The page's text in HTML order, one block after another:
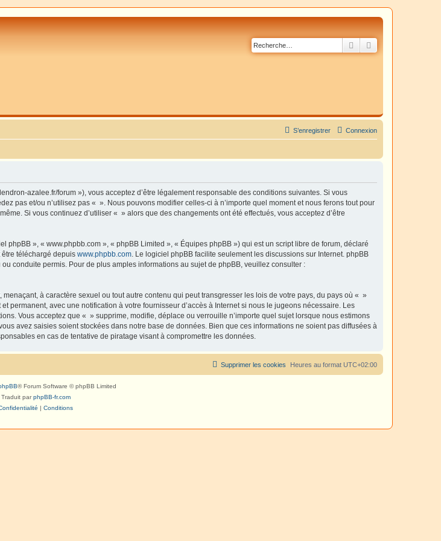
Rechercher
Connexion
S’enregistrer
azalee.fr/forum »), vous acceptez d’être légalement responsable des conditions suivantes. Si vous
pas et/ou n’utilisez pas « ». Nous pouvons modifier celles-ci à n’importe quel moment et nous ferons tout pour
Si vous continuez d’utiliser « » alors que des changements ont été effectués, vous acceptez d’être
», « www.phpbb.com », « phpBB Limited », « Équipes phpBB ») qui est un script libre de forum, déclaré
téléchargé depuis www.phpbb.com. Le logiciel phpBB facilite seulement les discussions sur Internet. phpBB
conduite permis. Pour de plus amples informations au sujet de phpBB, veuillez consulter :
à caractère sexuel ou tout autre contenu qui peut transgresser les lois de votre pays, du pays où « »
avec une notification à votre fournisseur d’accès à Internet si nous le jugeons nécessaire. Les
Vous acceptez que « » supprime, modifie, déplace ou verrouille n’importe quel sujet lorsque nous estimons
avez saisies soient stockées dans notre base de données. Bien que ces informations ne soient pas diffusées à
en cas de tentative de piratage visant à compromettre les données.
Heures au format UTC+02:00
Supprimer les cookies
® Forum Software © phpBB Limited
Traduit parphpBB-fr.com
| Conditions